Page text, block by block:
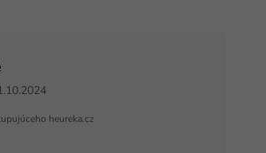
heureka.cz